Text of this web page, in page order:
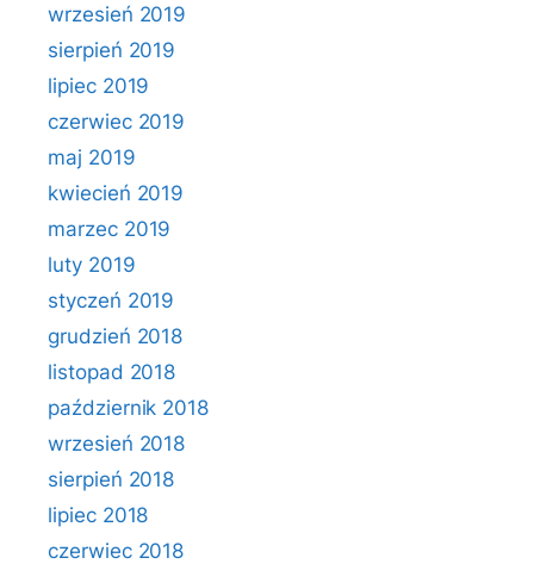
wrzesień 2019
sierpień 2019
lipiec 2019
czerwiec 2019
maj 2019
kwiecień 2019
marzec 2019
luty 2019
styczeń 2019
grudzień 2018
listopad 2018
październik 2018
wrzesień 2018
sierpień 2018
lipiec 2018
czerwiec 2018